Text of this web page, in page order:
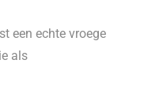
een echte vroege
als